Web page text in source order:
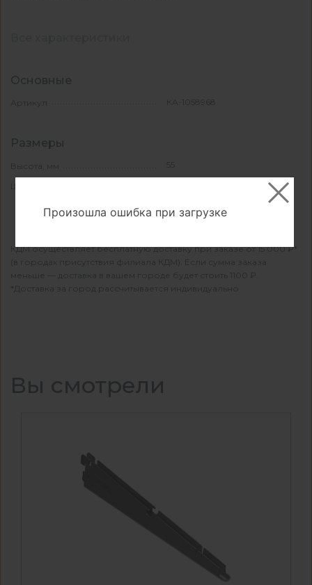
Основные
Артикул КА-1058968
Размеры
Высота, мм 55
Ширина, мм
КДМ осуществляет бесплатную доставку при заказе от 15 000 ₽*
(в городах присутствия филиала КДМ). Если сумма заказа
меньше — доставка в вашем городе будет стоить 1100 ₽.
*Доставка за город рассчитывается индивидуально
Вы смотрели
Произошла ошибка при загрузке